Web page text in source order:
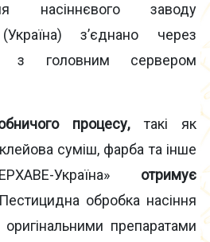
насіннєвого заводу
з’єднано через
з головним сервером
процесу,такі як
суміш, фарба та інше
Україна» отримує
Пестицидна обробка насіння
оригінальними препаратами